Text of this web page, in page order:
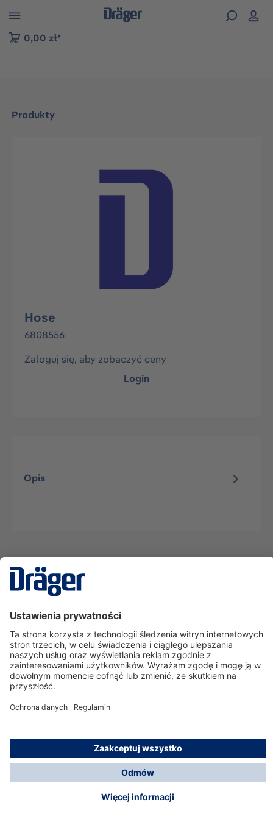
do nawigacji na platformie B2B
0,00 zł*
Produkty
Pomiń galerię zdjęć
Hose
6808556
Zaloguj się, aby zobaczyć ceny
Login
Opis
Serwisowa linia hotline
O nas
Korzystanie ze sklepu
© Dräger Polska Sp. z o.o., 2025
*Wszystkie ceny bez VAT, na warunkach opisanych w